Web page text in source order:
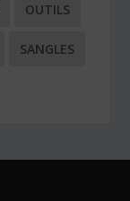
OUTILS
SANGLES